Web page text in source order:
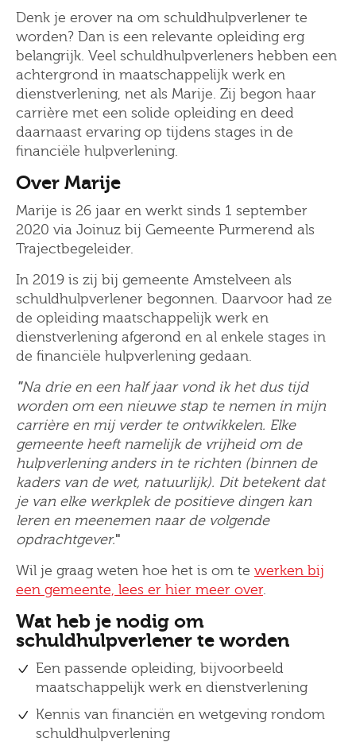
Denk je erover na om schuldhulpverlener te
worden? Dan is een relevante opleiding erg
belangrijk. Veel schuldhulpverleners hebben een
achtergrond in maatschappelijk werk en
dienstverlening, net als Marije. Zij begon haar
carrière met een solide opleiding en deed
daarnaast ervaring op tijdens stages in de
financiële hulpverlening.
Over Marije
Marije is 26 jaar en werkt sinds 1 september
2020 via Joinuz bij Gemeente Purmerend als
Trajectbegeleider.
In 2019 is zij bij gemeente Amstelveen als
schuldhulpverlener begonnen. Daarvoor had ze
de opleiding maatschappelijk werk en
dienstverlening afgerond en al enkele stages in
de financiële hulpverlening gedaan.
"Na drie en een half jaar vond ik het dus tijd
worden om een nieuwe stap te nemen in mijn
carrière en mij verder te ontwikkelen. Elke
gemeente heeft namelijk de vrijheid om de
hulpverlening anders in te richten (binnen de
kaders van de wet, natuurlijk). Dit betekent dat
je van elke werkplek de positieve dingen kan
leren en meenemen naar de volgende
opdrachtgever."
Wil je graag weten hoe het is om te werken bij
een gemeente, lees er hier meer over.
Wat heb je nodig om
schuldhulpverlener te worden
Een passende opleiding, bijvoorbeeld
maatschappelijk werk en dienstverlening
Kennis van financiën en wetgeving rondom
schuldhulpverlening